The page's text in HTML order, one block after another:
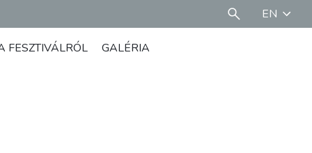
EN
FESZTIVÁLRÓL GALÉRIA